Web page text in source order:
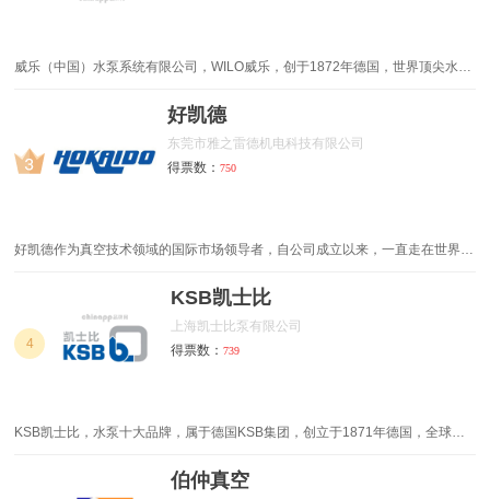
威乐（中国）水泵系统有限公司，WILO威乐，创于1872年德国，世界顶尖水泵
好凯德
东莞市雅之雷德机电科技有限公司
得票数：750
好凯德作为真空技术领域的国际市场领导者，自公司成立以来，一直走在世界真
展壮大，并日趋国际化，在全球设有60多家高度现代化、设备技术一流的分
4
KSB凯士比
上海凯士比泵有限公司
得票数：739
KSB凯士比，水泵十大品牌，属于德国KSB集团，创立于1871年德国，全球离
伯仲真空